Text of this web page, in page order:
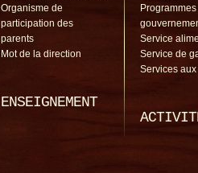
Organisme de
participation des
parents
Mot de la direction
ENSEIGNEMENT
Programmes
Service
Service de
Services